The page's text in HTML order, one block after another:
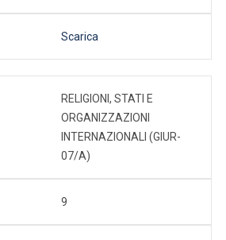
Scarica
RELIGIONI, STATI E
ORGANIZZAZIONI
INTERNAZIONALI (GIUR-
07/A)
9